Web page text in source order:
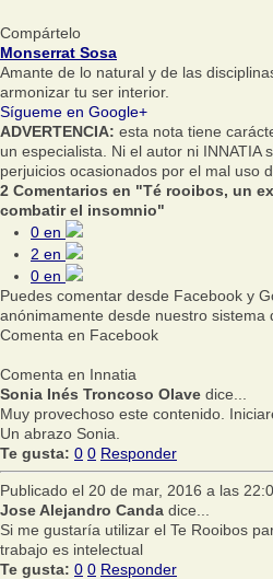
Compártelo
Monserrat Sosa
Amante de lo natural y de las
armonizar tu ser interior.
Sígueme en Google+
ADVERTENCIA: esta nota tiene
un especialista. Ni el autor ni INNATIA
perjuicios ocasionados por el mal uso
2 Comentarios en "Té rooibos, un
combatir el insomnio"
0 en
2 en
0 en
Puedes comentar desde Facebook y
anónimamente desde nuestro sistema
Comenta en Facebook
Comenta en Innatia
Sonia Inés Troncoso Olave dice...
Muy provechoso este contenido.
Un abrazo Sonia.
Te gusta: 0 0 Responder
Publicado el 20 de mar, 2016 a las
Jose Alejandro Canda dice...
Si me gustaría utilizar el Te Rooibos
trabajo es intelectual
Te gusta: 0 0 Responder